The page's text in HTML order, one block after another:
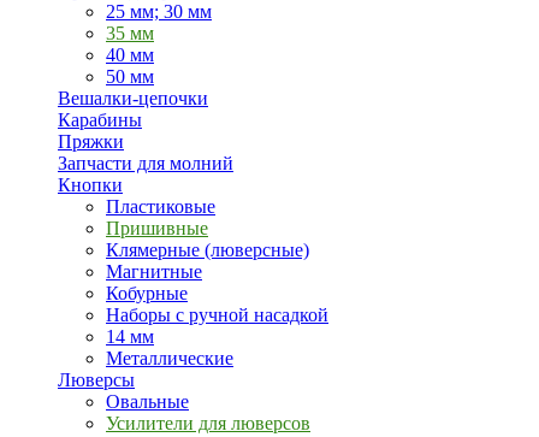
25 мм; 30 мм
35 мм
40 мм
50 мм
Вешалки-цепочки
Карабины
Пряжки
Запчасти для молний
Кнопки
Пластиковые
Пришивные
Клямерные (люверсные)
Магнитные
Кобурные
Наборы с ручной насадкой
14 мм
Металлические
Люверсы
Овальные
Усилители для люверсов